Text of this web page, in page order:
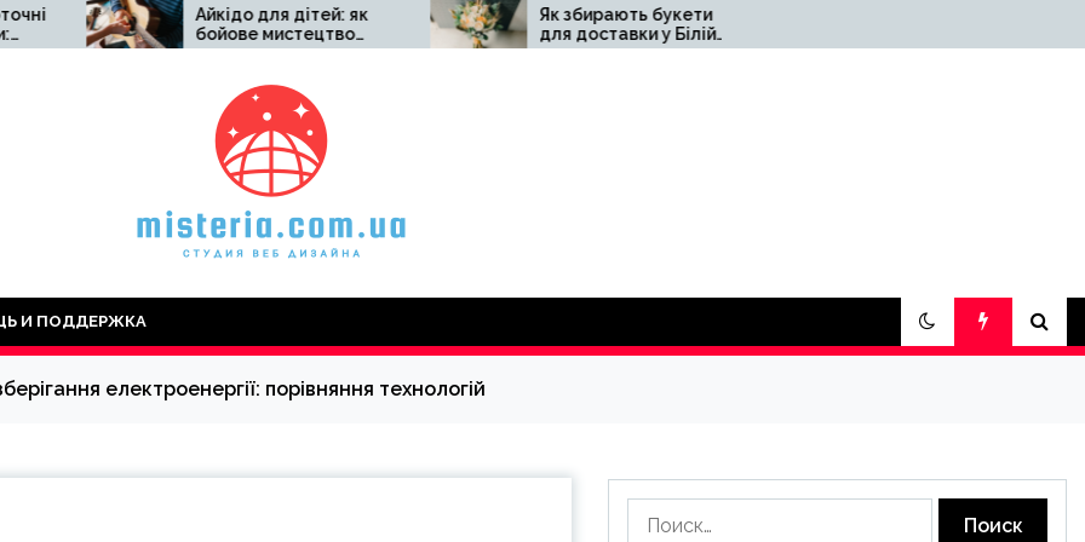
Айкідо для дітей: як
бойове мистецтво
допомагає
Як збирають букети
для доставки у Білій
Церкві: процес від
2026 — подписчики и
И ПОДДЕРЖКА
електроенергії: порівняння технологій